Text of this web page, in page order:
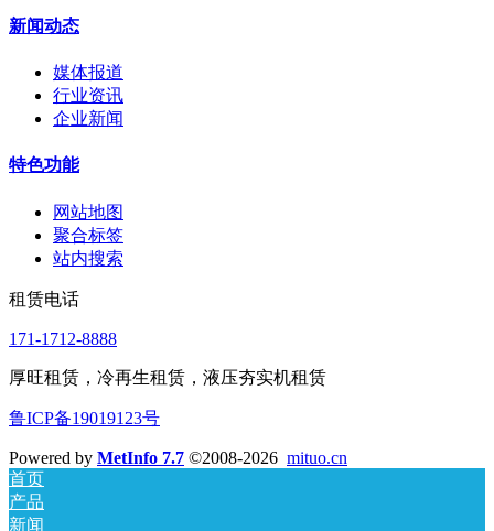
新闻动态
媒体报道
行业资讯
企业新闻
特色功能
网站地图
聚合标签
站内搜索
租赁电话
171-1712-8888
厚旺租赁，冷再生租赁，液压夯实机租赁
鲁ICP备19019123号
Powered by MetInfo 7.7 ©2008-2026 mituo.cn
首页
产品
新闻